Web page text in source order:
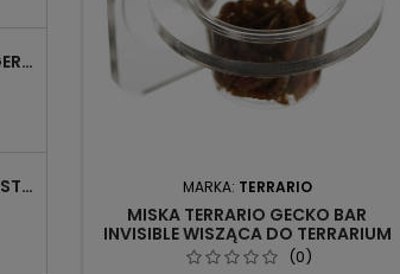
INKUBATOR KRUGER MEIER PROLEXOR 60 NA 60 JAJ Z TERMOSTATEM
DELI NATURE BOOSTER MIX 850G - PRZYCIĄGA PTAKI ZIMĄ, BOGATY W WITAMINY MARKA: TERRARIO
MISKA TERRARIO GECKO BAR
INVISIBLE WISZĄCA DO TERRARIUM
PRZEZROCZYSTA
(0)